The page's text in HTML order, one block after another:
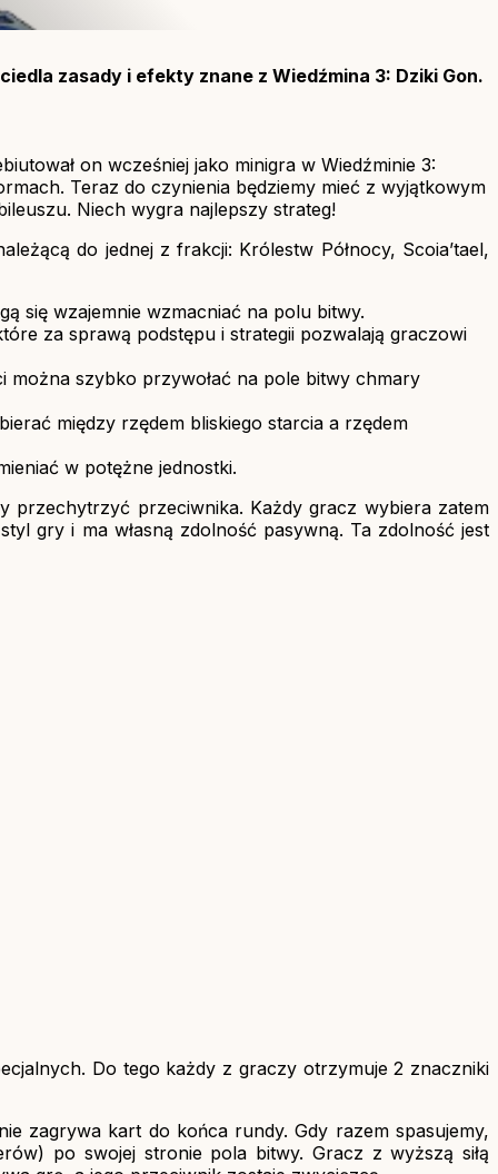
zasady i efekty znane z Wiedźmina 3: Dziki Gon.
on wcześniej jako minigra w Wiedźminie 3:
Teraz do czynienia będziemy mieć z wyjątkowym
Niech wygra najlepszy strateg!
do jednej z frakcji: Królestw Północy, Scoia’tael,
się wzajemnie wzmacniać na polu bitwy.
za sprawą podstępu i strategii pozwalają graczowi
szybko przywołać na pole bitwy chmary
między rzędem bliskiego starcia a rzędem
w potężne jednostki.
przechytrzyć przeciwnika. Każdy gracz wybiera zatem
gry i ma własną zdolność pasywną. Ta zdolność jest
Do tego każdy z graczy otrzymuje 2 znaczniki
zagrywa kart do końca rundy. Gdy razem spasujemy,
po swojej stronie pola bitwy. Gracz z wyższą siłą